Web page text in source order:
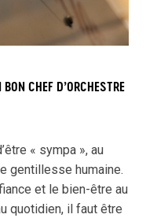
CHEF D’ORCHESTRE
« sympa », au
gentillesse humaine.
et le bien-être au
quotidien, il faut être